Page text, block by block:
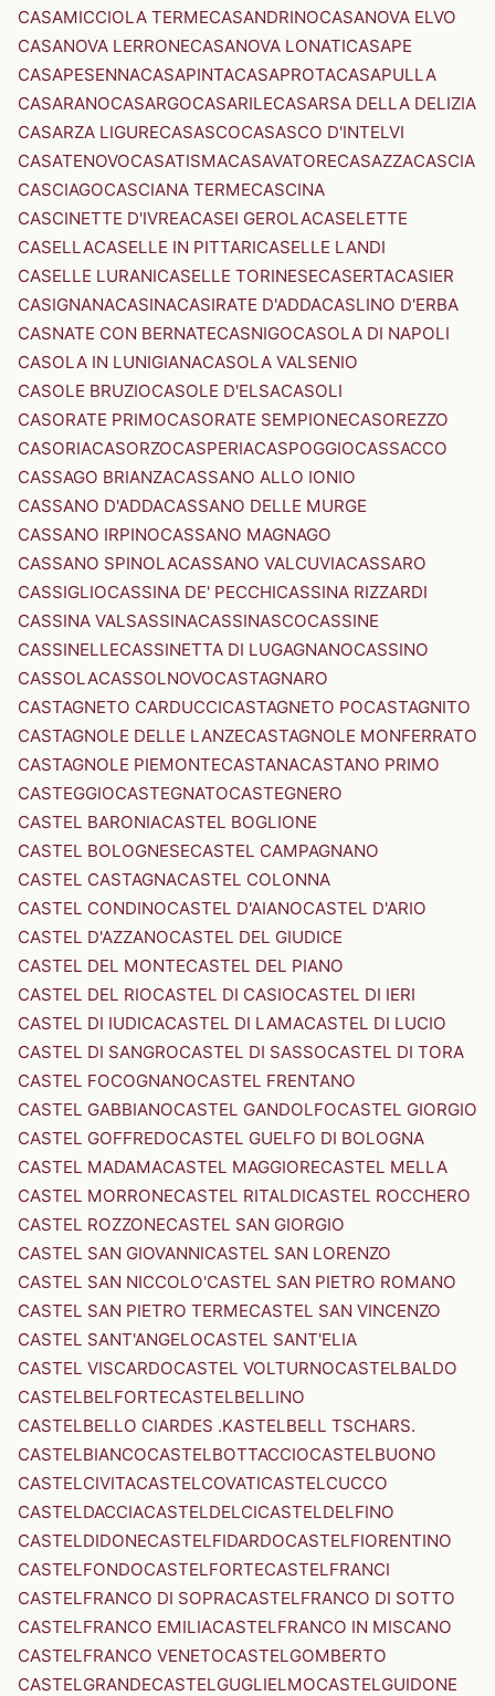
CASAMICCIOLA TERMECASANDRINOCASANOVA ELVO
CASANOVA LERRONECASANOVA LONATICASAPE
CASAPESENNACASAPINTACASAPROTACASAPULLA
CASARANOCASARGOCASARILECASARSA DELLA DELIZIA
CASARZA LIGURECASASCOCASASCO D'INTELVI
CASATENOVOCASATISMACASAVATORECASAZZACASCIA
CASCIAGOCASCIANA TERMECASCINA
CASCINETTE D'IVREACASEI GEROLACASELETTE
CASELLACASELLE IN PITTARICASELLE LANDI
CASELLE LURANICASELLE TORINESECASERTACASIER
CASIGNANACASINACASIRATE D'ADDACASLINO D'ERBA
CASNATE CON BERNATECASNIGOCASOLA DI NAPOLI
CASOLA IN LUNIGIANACASOLA VALSENIO
CASOLE BRUZIOCASOLE D'ELSACASOLI
CASORATE PRIMOCASORATE SEMPIONECASOREZZO
CASORIACASORZOCASPERIACASPOGGIOCASSACCO
CASSAGO BRIANZACASSANO ALLO IONIO
CASSANO D'ADDACASSANO DELLE MURGE
CASSANO IRPINOCASSANO MAGNAGO
CASSANO SPINOLACASSANO VALCUVIACASSARO
CASSIGLIOCASSINA DE' PECCHICASSINA RIZZARDI
CASSINA VALSASSINACASSINASCOCASSINE
CASSINELLECASSINETTA DI LUGAGNANOCASSINO
CASSOLACASSOLNOVOCASTAGNARO
CASTAGNETO CARDUCCICASTAGNETO POCASTAGNITO
CASTAGNOLE DELLE LANZECASTAGNOLE MONFERRATO
CASTAGNOLE PIEMONTECASTANACASTANO PRIMO
CASTEGGIOCASTEGNATOCASTEGNERO
CASTEL BARONIACASTEL BOGLIONE
CASTEL BOLOGNESECASTEL CAMPAGNANO
CASTEL CASTAGNACASTEL COLONNA
CASTEL CONDINOCASTEL D'AIANOCASTEL D'ARIO
CASTEL D'AZZANOCASTEL DEL GIUDICE
CASTEL DEL MONTECASTEL DEL PIANO
CASTEL DEL RIOCASTEL DI CASIOCASTEL DI IERI
CASTEL DI IUDICACASTEL DI LAMACASTEL DI LUCIO
CASTEL DI SANGROCASTEL DI SASSOCASTEL DI TORA
CASTEL FOCOGNANOCASTEL FRENTANO
CASTEL GABBIANOCASTEL GANDOLFOCASTEL GIORGIO
CASTEL GOFFREDOCASTEL GUELFO DI BOLOGNA
CASTEL MADAMACASTEL MAGGIORECASTEL MELLA
CASTEL MORRONECASTEL RITALDICASTEL ROCCHERO
CASTEL ROZZONECASTEL SAN GIORGIO
CASTEL SAN GIOVANNICASTEL SAN LORENZO
CASTEL SAN NICCOLO'CASTEL SAN PIETRO ROMANO
CASTEL SAN PIETRO TERMECASTEL SAN VINCENZO
CASTEL SANT'ANGELOCASTEL SANT'ELIA
CASTEL VISCARDOCASTEL VOLTURNOCASTELBALDO
CASTELBELFORTECASTELBELLINO
CASTELBELLO CIARDES .KASTELBELL TSCHARS.
CASTELBIANCOCASTELBOTTACCIOCASTELBUONO
CASTELCIVITACASTELCOVATICASTELCUCCO
CASTELDACCIACASTELDELCICASTELDELFINO
CASTELDIDONECASTELFIDARDOCASTELFIORENTINO
CASTELFONDOCASTELFORTECASTELFRANCI
CASTELFRANCO DI SOPRACASTELFRANCO DI SOTTO
CASTELFRANCO EMILIACASTELFRANCO IN MISCANO
CASTELFRANCO VENETOCASTELGOMBERTO
CASTELGRANDECASTELGUGLIELMOCASTELGUIDONE